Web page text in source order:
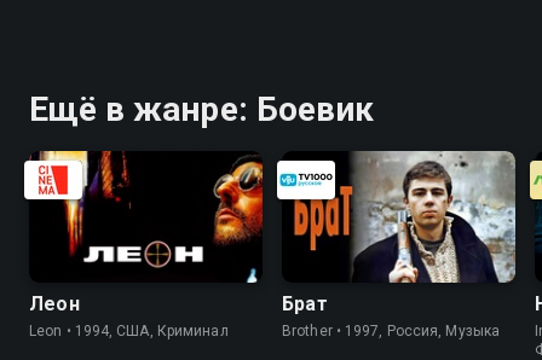
Ещё в жанре: Боевик
Леон
Leon • 1994, США, Криминал
Брат
Brother • 1997, Россия, Музыка